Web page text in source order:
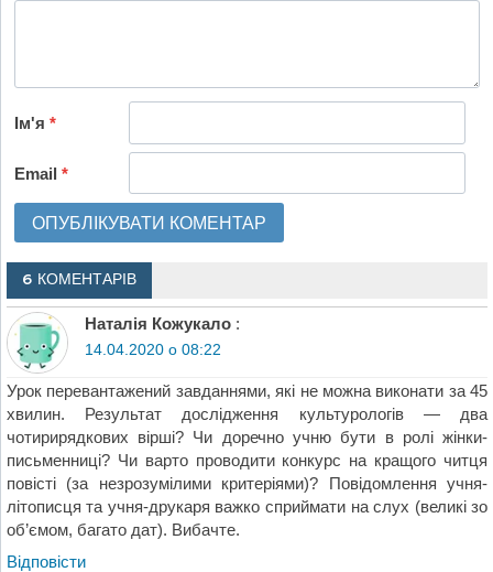
Ім'я*
Email*
6 КОМЕНТАРІВ
Наталія Кожукало :
14.04.2020 о 08:22
Урок перевантажений завданнями, які не можна виконати за 45
хвилин. Результат дослідження культурологів — два
чотирирядкових вірші? Чи доречно учню бути в ролі жінки-
письменниці? Чи варто проводити конкурс на кращого читця
повісті (за незрозумілими критеріями)? Повідомлення учня-
літописця та учня-друкаря важко сприймати на слух (великі зо
об’ємом, багато дат). Вибачте.
Відповіcти